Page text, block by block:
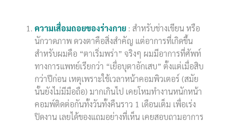
ความเสื่อมถอยของร่างกาย: สำหรับช่างเขียน หรือ
นักวาดภาพ ดวงตาคือสิ่งสำคัญ แต่อาการที่เกิดขึ้น
สำหรับผมคือ “ตาเริ่มพร่า” จริงๆ ผมมีอาการที่ศัพท์
ทางการแพทย์เรียกว่า “เยื่อบุตาอักเสบ” ตั้งแต่เมื่อสิบ
กว่าปีก่อน เหตุเพราะใช้เวลาหน้าคอมพิวเตอร์ (สมัย
นั้นยังไม่มีมือถือ) มากเกินไป เคยโหมทำงานหนักหน้า
คอมพ์ติดต่อกันทั้งวันทั้งคืนราว 1 เดือนเต็ม เพื่อเร่ง
ปิดงาน เลยได้ของแถมอย่างที่เห็น เคยสอบถามอาการ